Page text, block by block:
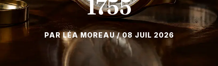
1755
08 JUIL 2026